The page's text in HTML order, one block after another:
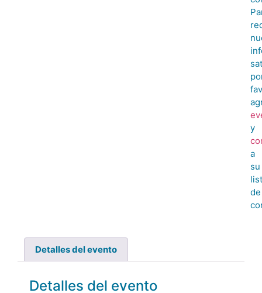
y
a
su
de
Detalles del evento
Detalles del evento